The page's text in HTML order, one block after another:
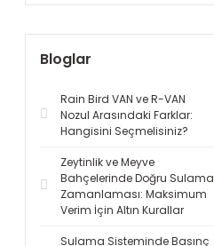
Bloglar
Rain Bird VAN ve R-VAN
Nozul Arasındaki Farklar:
Hangisini Seçmelisiniz?
Zeytinlik ve Meyve
Bahçelerinde Doğru Sulama
Zamanlaması: Maksimum
Verim İçin Altın Kurallar
Sulama Sisteminde Basınç